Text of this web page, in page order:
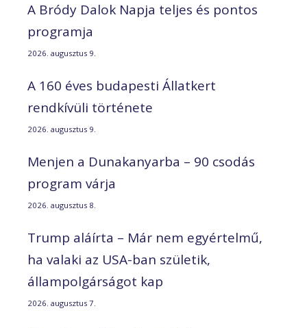
A Bródy Dalok Napja teljes és pontos
programja
2026. augusztus 9.
A 160 éves budapesti Állatkert
rendkívüli története
2026. augusztus 9.
Menjen a Dunakanyarba – 90 csodás
program várja
2026. augusztus 8.
Trump aláírta – Már nem egyértelmű,
ha valaki az USA-ban születik,
állampolgárságot kap
2026. augusztus 7.